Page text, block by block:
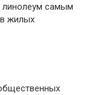
линолеум самым
жилых